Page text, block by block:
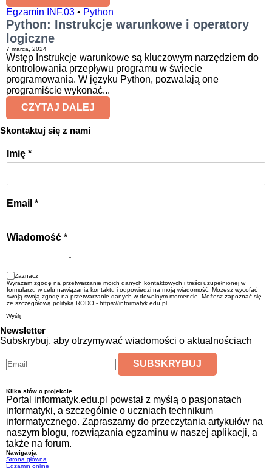
Egzamin INF.03 • Python
Python: Instrukcje warunkowe i operatory
logiczne
7 marca, 2024
Wstęp Instrukcje warunkowe są kluczowym narzędziem do
kontrolowania przepływu programu w świecie
programowania. W języku Python, pozwalają one
programiście wykonać...
CZYTAJ DALEJ
Skontaktuj się z nami
Imię *
Email *
Wiadomość *
Zaznacz
Wyrażam zgodę na przetwarzanie moich danych kontaktowych i treści uzupełnionej w
formularzu w celu nawiązania kontaktu i odpowiedzi na moją wiadomość. Możesz wycofać
swoją swoją zgodę na przetwarzanie danych w dowolnym momencie. Możesz zapoznać się
ze szczegółową polityką RODO - https://informatyk.edu.pl
Wyślij
Newsletter
Subskrybuj, aby otrzymywać wiadomości o aktualnościach
Kilka słów o projekcie
Portal informatyk.edu.pl powstał z myślą o pasjonatach
informatyki, a szczególnie o uczniach technikum
informatycznego. Zapraszamy do przeczytania artykułów na
naszym blogu, rozwiązania egzaminu w naszej aplikacji, a
także na forum.
Nawigacja
Strona główna
Egzamin online